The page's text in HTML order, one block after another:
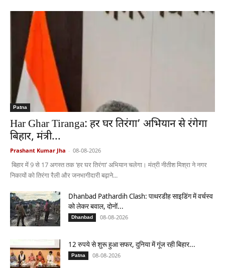
Patna
Har Ghar Tiranga: हर घर तिरंगा’ अभियान से रंगेगा
बिहार, मंत्री...
Prashant Kumar Jha - 08-08-2026
बिहार में 9 से 17 अगस्त तक ‘हर घर तिरंगा’ अभियान चलेगा। मंत्री नीतीश मिश्रा ने नगर
निकायों को तिरंगा रैली और जनभागीदारी बढ़ाने...
Dhanbad Pathardih Clash: पाथरडीह साइडिंग में वर्चस्व
को लेकर बवाल, दोनों...
Dhanbad 08-08-2026
12 रुपये से शुरू हुआ सफर, दुनिया में गूंज रही बिहार...
Patna 08-08-2026